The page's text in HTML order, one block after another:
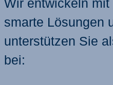
Wir entwickeln mit
smarte Lösungen
unterstützen Sie
bei: